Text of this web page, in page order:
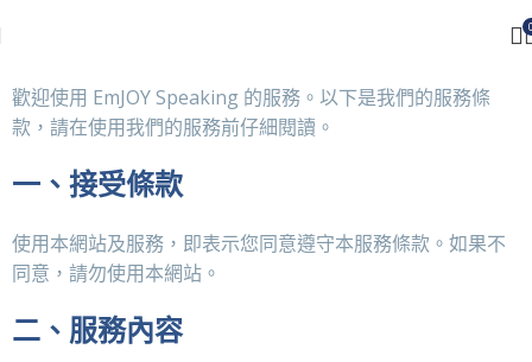
歡迎使用 EmJOY Speaking 的服務。以下是我們的服務條
款，請在使用我們的服務前仔細閱讀。
一、接受條款
使用本網站及服務，即表示您同意遵守本服務條款。如果不
同意，請勿使用本網站。
二、服務內容